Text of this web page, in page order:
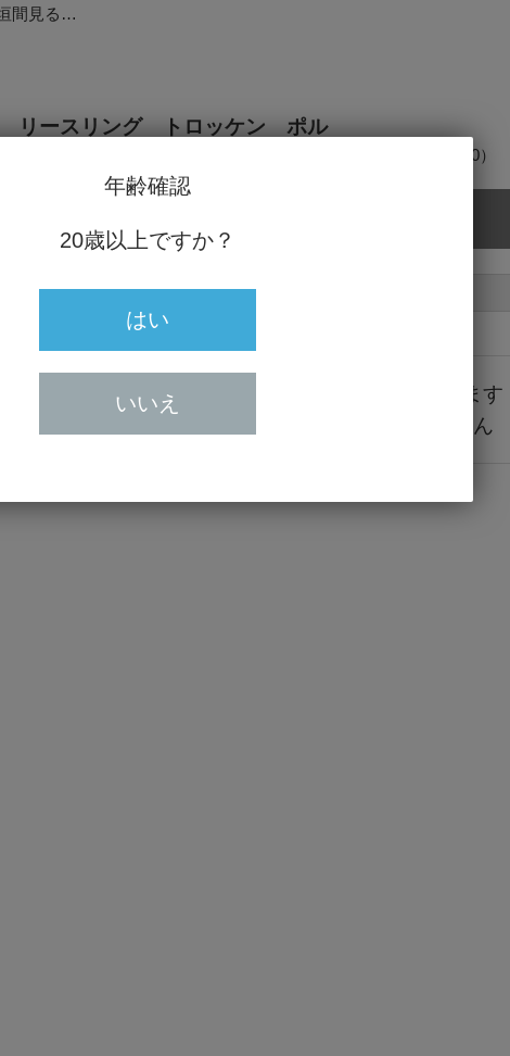
間見る…
リースリング トロッケン ポル
（在庫数 0）
必須
20歳未満の方の飲酒は法律で禁止されています
20歳未満の方に対しては酒類を販売しません
年齢確認
20歳以上ですか？
はい
いいえ